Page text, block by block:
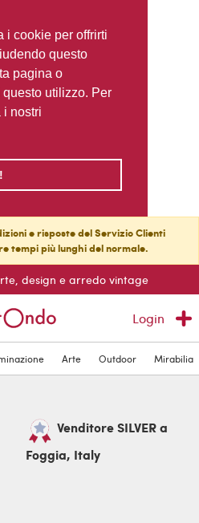
i cookie per offrirti
questo
pagina o
utilizzo. Per
i nostri
e risposte del Servizio Clienti
tempi più lunghi del normale.
design e arredo vintage
Login
Arte Outdoor Mirabilia
Venditore SILVER a
Foggia, Italy